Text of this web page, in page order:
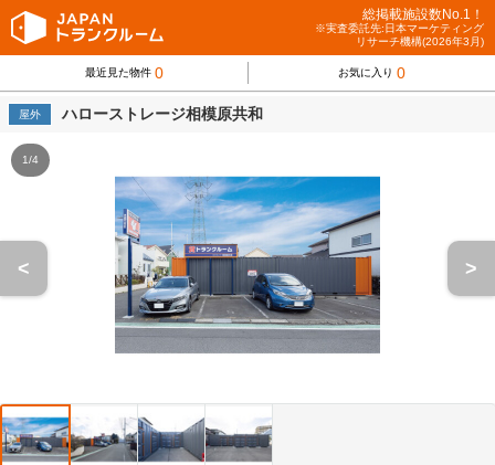
総掲載施設数No.1！
※実査委託先:日本マーケティング
リサーチ機構(2026年3月)
最近見た物件 0 お気に入り 0
屋外 ハローストレージ相模原共和
1/4
< >